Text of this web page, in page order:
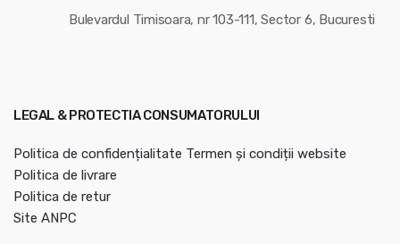
Bulevardul Timisoara, nr 103-111, Sector 6, Bucuresti
LEGAL & PROTECTIA CONSUMATORULUI
Politica de confidențialitate Termen și condiții website
Politica de livrare
Politica de retur
Site ANPC